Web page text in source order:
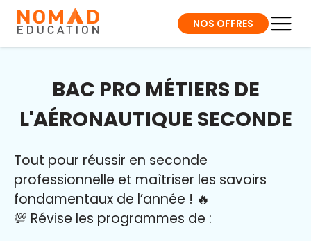
NOS OFFRES
BAC PRO MÉTIERS DE
L'AÉRONAUTIQUE SECONDE
Tout pour réussir en seconde
professionnelle et maîtriser les savoirs
fondamentaux de l’année ! 🔥
💯 Révise les programmes de :